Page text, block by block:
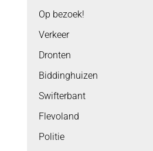
Op bezoek!
Verkeer
Dronten
Biddinghuizen
Swifterbant
Flevoland
Politie